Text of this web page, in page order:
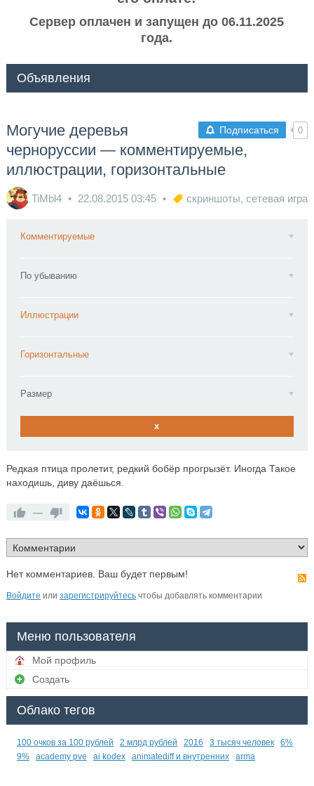
Сервер оплачен и запущен до 06.11.2025
года.
Объявления
Подписаться 0
Могучие деревья
черноруссии — комментируемые,
иллюстрации, горизонтальные
TiMbl4 22.08.2015 03:45 скриншоты, сетевая игра
Комментируемые
По убыванию
Иллюстрации
Горизонтальные
Размер
x
Редкая птица пролетит, редкий бобёр прогрызёт. Иногда Такое
находишь, диву даёшься.
—
Нет комментариев. Ваш будет первым!
Войдите или зарегистрируйтесьчтобы добавлять комментарии
Меню пользователя
Мой профиль
Создать
Облако тегов
100 очков за 100 рублей 2 млрд рублей 2016 3 тысяч человек
6%
9%
academy pve ai kodex animatediff и внутренних arma